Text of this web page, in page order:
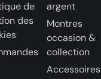
de
des
argent
Montres
occasion &
collection
Accessoires